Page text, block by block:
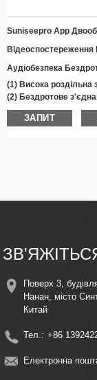
Suniseepro App
Аудіобезпека
(1) Висока
(2) Бездротове
(3) Поворот на 355°,
Інфрачервоний/
ЗАПИТ
Поверх 3,
Нанан, місто
Китай
Тел.: +86
Електронна